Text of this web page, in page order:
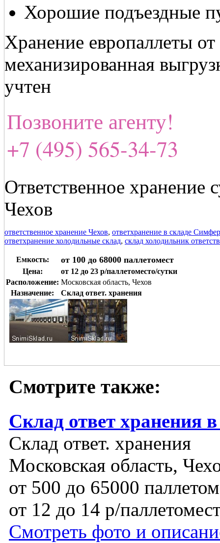
Хорошие подъездные
Хранение европаллеты
механизированная
учтен
Позвоните агенту!
+7 (495) 565-34-73
Ответственное хранение
Чехов
ответственное хранение Чехов, ответхранение в складе
ответхранение холодильные склад, склад холодильник
Емкость: от 100 до 68000 паллетомест
Цена:
от 12 до 23 р/паллетоместо/сутки
Расположение: Московская область, Чехов
Назначение:
Склад ответ. хранения
Смотрите также:
Склад ответ хранения
Склад ответ. хранения
Московская область,
от 500 до 65000
от 12 до 14 р/
Смотреть фото и